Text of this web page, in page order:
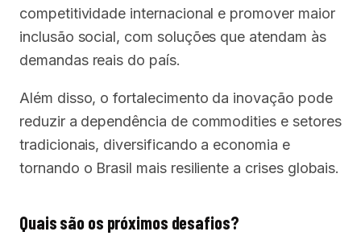
competitividade internacional e promover maior
inclusão social, com soluções que atendam às
demandas reais do país.
Além disso, o fortalecimento da inovação pode
reduzir a dependência de commodities e setores
tradicionais, diversificando a economia e
tornando o Brasil mais resiliente a crises globais.
Quais são os próximos desafios?